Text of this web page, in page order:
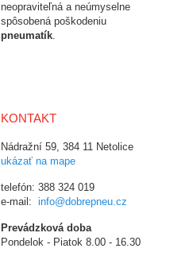
neopraviteľná a neúmyselne
spôsobená poškodeniu
pneumatík.
KONTAKT
Nádražní 59, 384 11 Netolice
ukázať na mape
telefón: 388 324 019
e-mail: info@dobrepneu.cz
Prevádzková doba
Pondelok - Piatok 8.00 - 16.30